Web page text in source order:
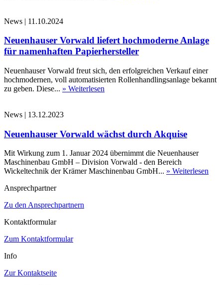
News | 11.10.2024
Neuenhauser Vorwald liefert hochmoderne Anlage
für namenhaften Papierhersteller
Neuenhauser Vorwald freut sich, den erfolgreichen Verkauf einer
hochmodernen, voll automatisierten Rollenhandlingsanlage bekannt
zu geben. Diese... » Weiterlesen
News | 13.12.2023
Neuenhauser Vorwald wächst durch Akquise
Mit Wirkung zum 1. Januar 2024 übernimmt die Neuenhauser
Maschinenbau GmbH – Division Vorwald - den Bereich
Wickeltechnik der Krämer Maschinenbau GmbH... » Weiterlesen
Ansprechpartner
Zu den Ansprechpartnern
Kontaktformular
Zum Kontaktformular
Info
Zur Kontaktseite